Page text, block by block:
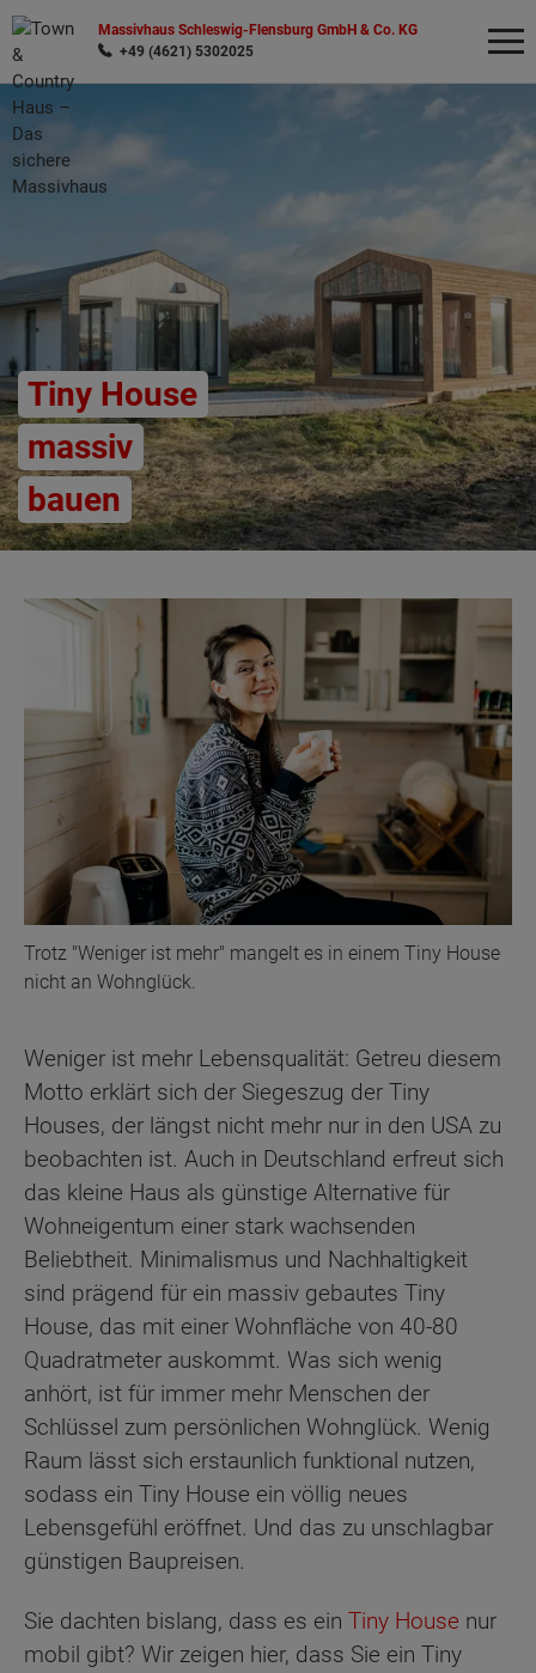
Massivhaus Schleswig-Flensburg GmbH & Co. KG
+49 (4621) 5302025
Tiny House
massiv
bauen
Trotz "Weniger ist mehr" mangelt es in einem Tiny House
nicht an Wohnglück.
Weniger ist mehr Lebensqualität: Getreu diesem
Motto erklärt sich der Siegeszug der Tiny
Houses, der längst nicht mehr nur in den USA zu
beobachten ist. Auch in Deutschland erfreut sich
das kleine Haus als günstige Alternative für
Wohneigentum einer stark wachsenden
Beliebtheit. Minimalismus und Nachhaltigkeit
sind prägend für ein massiv gebautes Tiny
House, das mit einer Wohnfläche von 40-80
Quadratmeter auskommt. Was sich wenig
anhört, ist für immer mehr Menschen der
Schlüssel zum persönlichen Wohnglück. Wenig
Raum lässt sich erstaunlich funktional nutzen,
sodass ein Tiny House ein völlig neues
Lebensgefühl eröffnet. Und das zu unschlagbar
günstigen Baupreisen.
Sie dachten bislang, dass es ein Tiny House nur
mobil gibt? Wir zeigen hier, dass Sie ein Tiny
Wonach möchten Sie suchen?